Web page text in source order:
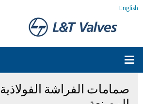
English
صمامات الفراشة الفولاذية